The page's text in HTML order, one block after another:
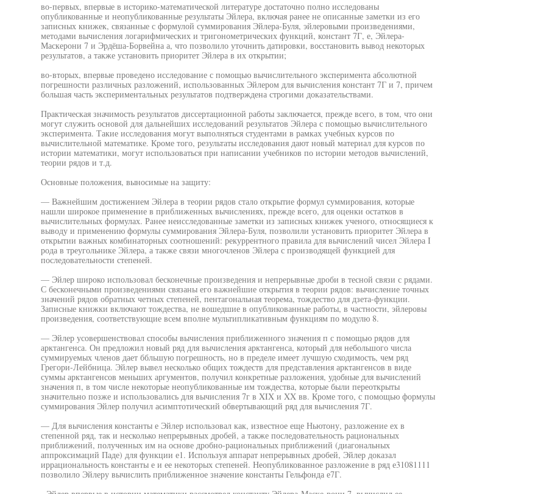
во-первых, впервые в историко-математической литературе достаточно полно исследованы
опубликованные и неопубликованные результаты Эйлера, включая ранее не описанные заметки из его
записных книжек, связанные с формулой суммирования Эйлера-Буля, эйлеровыми произведениями,
методами вычисления логарифмических и тригонометрических функций, констант 7Г, е, Эйлера-
Маскерони 7 и Эрдёша-Борвейна а, что позволило уточнить датировки, восстановить вывод некоторых
результатов, а также установить приоритет Эйлера в их открытии;
во-вторых, впервые проведено исследование с помощью вычислительного эксперимента абсолютной
погрешности различных разложений, использованных Эйлером для вычисления констант 7Г и 7, причем
большая часть экспериментальных результатов подтверждена строгими доказательствами.
Практическая значимость результатов диссертационной работы заключается, прежде всего, в том, что они
могут служить основой для дальнейших исследований результатов Эйлера с помощью вычислительного
эксперимента. Такие исследования могут выполняться студентами в рамках учебных курсов по
вычислительной математике. Кроме того, результаты исследования дают новый материал для курсов по
истории математики, могут использоваться при написании учебников по истории методов вычислений,
теории рядов и т.д.
Основные положения, выносимые на защиту:
— Важнейшим достижением Эйлера в теории рядов стало открытие формул суммирования, которые
нашли широкое применение в приближенных вычислениях, прежде всего, для оценки остатков в
вычислительных формулах. Ранее неисследованные заметки из записных книжек ученого, относящиеся к
выводу и применению формулы суммирования Эйлера-Буля, позволили установить приоритет Эйлера в
открытии важных комбинаторных соотношений: рекуррентного правила для вычислений чисел Эйлера I
рода в треугольнике Эйлера, а также связи многочленов Эйлера с производящей функцией для
последовательности степеней.
— Эйлер широко использовал бесконечные произведения и непрерывные дроби в тесной связи с рядами.
С бесконечными произведениями связаны его важнейшие открытия в теории рядов: вычисление точных
значений рядов обратных четных степеней, пентагональная теорема, тождество для дзета-функции.
Записные книжки включают тождества, не вошедшие в опубликованные работы, в частности, эйлеровы
произведения, соответствующие всем вполне мультипликативным функциям по модулю 8.
— Эйлер усовершенствовал способы вычисления приближенного значения п с помощью рядов для
арктангенса. Он предложил новый ряд для вычисления арктангенса, который для небольшого числа
суммируемых членов дает ббльшую погрешность, но в пределе имеет лучшую сходимость, чем ряд
Грегори-Лейбница. Эйлер вывел несколько общих тождеств для представления арктангенсов в виде
суммы арктангенсов меньших аргументов, получил конкретные разложения, удобные для вычислений
значения п, в том числе некоторые неопубликованные им тождества, которые были переоткрыты
значительно позже и использовались для вычисления 7г в XIX и XX вв. Кроме того, с помощью формулы
суммирования Эйлер получил асимптотический обвертывающий ряд для вычисления 7Г.
— Для вычисления константы е Эйлер использовал как, известное еще Ньютону, разложение ех в
степенной ряд, так и несколько непрерывных дробей, а также последовательность рациональных
приближений, полученных им на основе дробно-рациональных приближений (диагональных
аппроксимаций Паде) для функции е1. Используя аппарат непрерывных дробей, Эйлер доказал
иррациональность константы е и ее некоторых степеней. Неопубликованное разложение в ряд е31081111
позволило Эйлеру вычислить приближенное значение константы Гельфонда е7Г.